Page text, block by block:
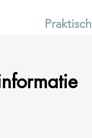
Praktisch